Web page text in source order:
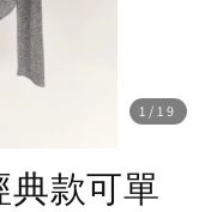
1 /19
典款可單